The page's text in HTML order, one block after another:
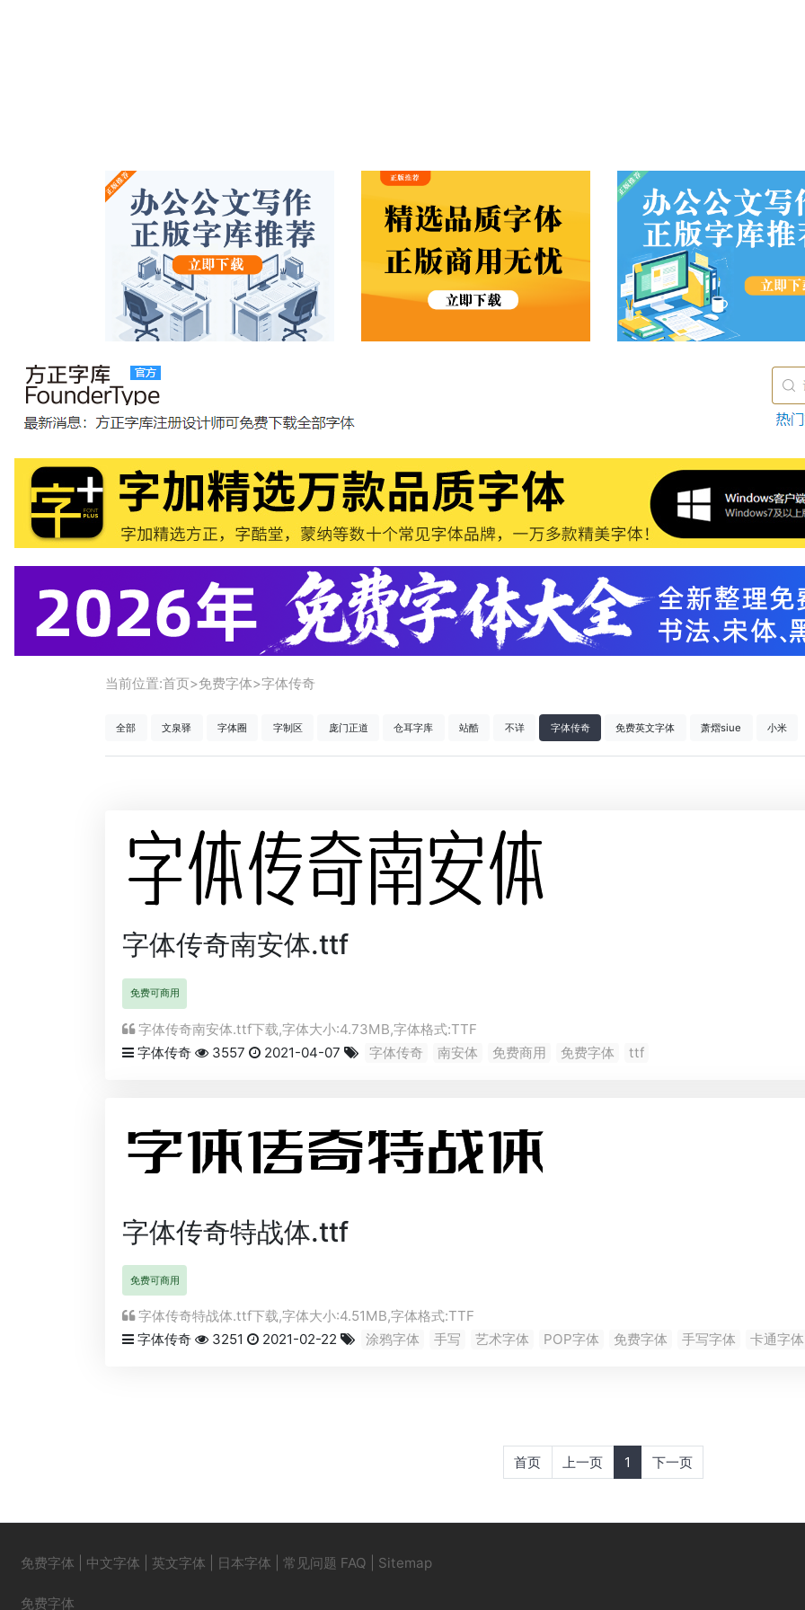
当前位置:首页>免费字体>字体传奇
全部 文泉驿 字体圈 字制区 庞门正道 仓耳字库 站酷 不详 字体传奇 免费英文字体 萧熠siue 小米
字体传奇南安体.ttf
免费可商用
字体传奇南安体.ttf下载,字体大小:4.73MB,字体格式:TTF
字体传奇
3557 2021-04-07 字体传奇 南安体 免费商用 免费字体 ttf
字体传奇特战体.ttf
免费可商用
字体传奇特战体.ttf下载,字体大小:4.51MB,字体格式:TTF
字体传奇
3251 2021-02-22 涂鸦字体 手写 艺术字体 POP字体 免费字体 手写字体 卡通字体
首页 上一页 1 下一页
免费字体 中文字体 英文字体 日本字体 常见问题 FAQ Sitemap
免费字体